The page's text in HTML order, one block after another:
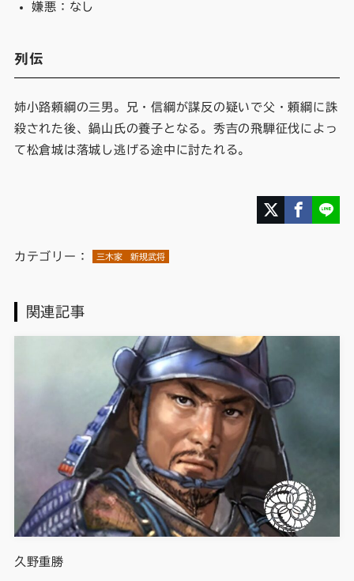
嫌悪：なし
列伝
姉小路頼綱の三男。兄・信綱が謀反の疑いで父・頼綱に誅
殺された後、鍋山氏の養子となる。秀吉の飛騨征伐によっ
て松倉城は落城し逃げる途中に討たれる。
カテゴリー： 三木家 新規武将
関連記事
久野重勝